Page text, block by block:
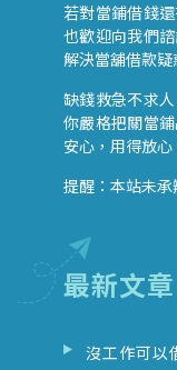
若對當鋪借錢
也歡迎向我們
解決當舖借款疑
缺錢救急不求
你嚴格把關當
安心，用得放心
提醒：本站未
最新文章
沒工作可以